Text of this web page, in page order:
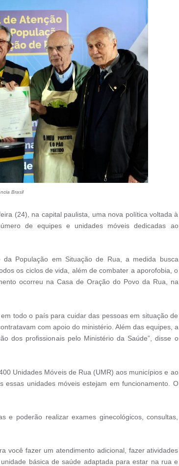
Brasil
(24), na capital paulista, uma nova política voltada à
de equipes e unidades móveis dedicadas ao
População em Situação de Rua, a medida busca
os ciclos de vida, além de combater a aporofobia, o
ocorreu na Casa de Oração do Povo da Rua, na
todo o país para cuidar das pessoas em situação de
com apoio do ministério. Além das equipes, a
dos profissionais pelo Ministério da Saúde”, disse o
Unidades Móveis de Rua (UMR) aos municípios e ao
essas unidades móveis estejam em funcionamento. O
e poderão realizar exames ginecológicos, consultas,
você fazer um atendimento adicional, fazer atividades
básica de saúde adaptada para estar na rua e